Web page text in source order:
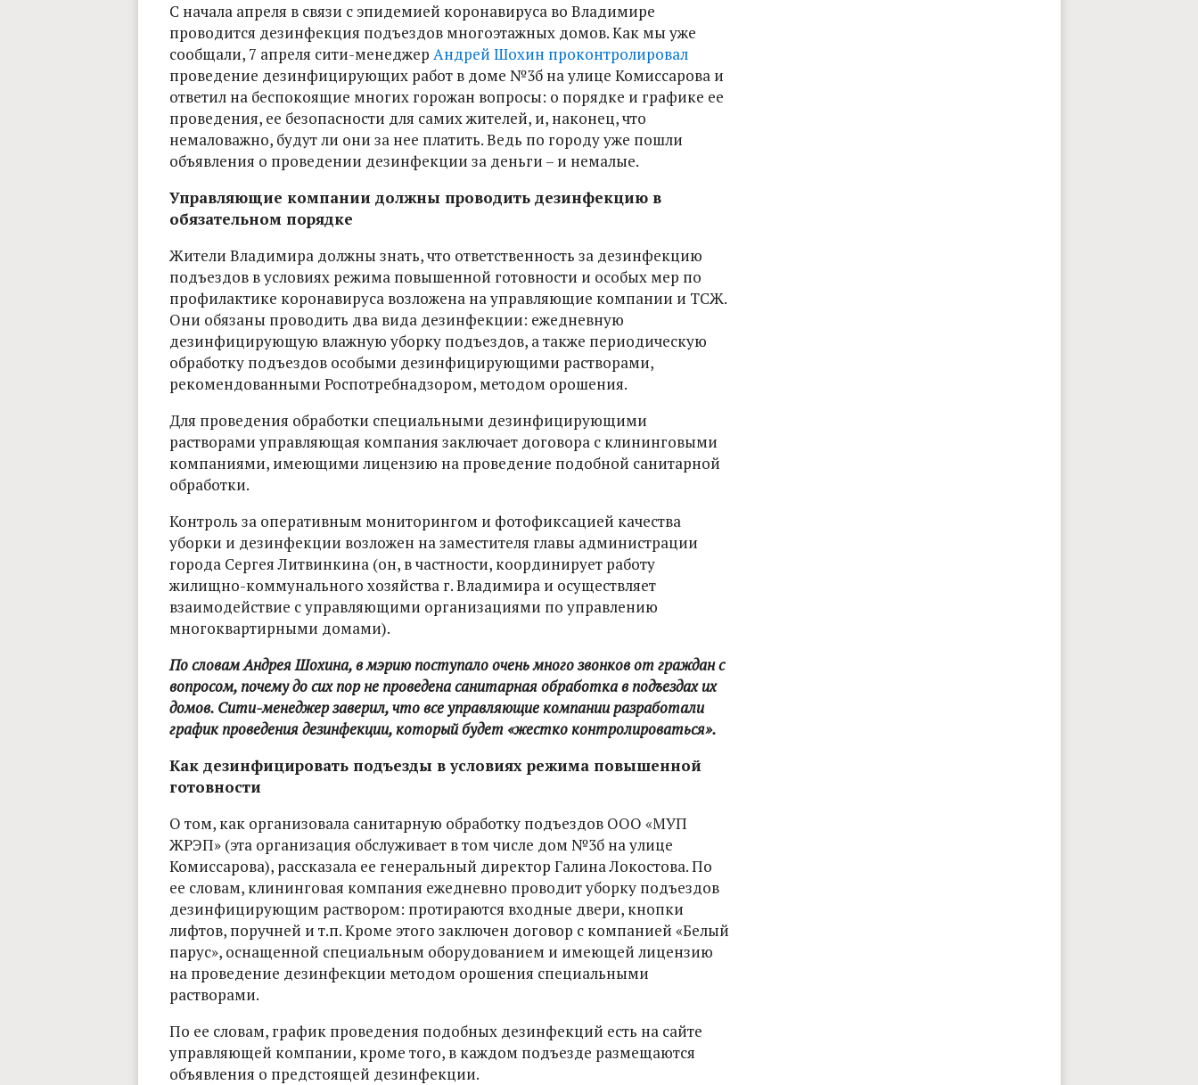
С начала апреля в связи с эпидемией коронавируса во Владимире
проводится дезинфекция подъездов многоэтажных домов. Как мы уже
сообщали, 7 апреля сити-менеджер Андрей Шохин проконтролировал
проведение дезинфицирующих работ в доме №3б на улице Комиссарова и
ответил на беспокоящие многих горожан вопросы: о порядке и графике ее
проведения, ее безопасности для самих жителей, и, наконец, что
немаловажно, будут ли они за нее платить. Ведь по городу уже пошли
объявления о проведении дезинфекции за деньги – и немалые.
Управляющие компании должны проводить дезинфекцию в
обязательном порядке
Жители Владимира должны знать, что ответственность за дезинфекцию
подъездов в условиях режима повышенной готовности и особых мер по
профилактике коронавируса возложена на управляющие компании и ТСЖ.
Они обязаны проводить два вида дезинфекции: ежедневную
дезинфицирующую влажную уборку подъездов, а также периодическую
обработку подъездов особыми дезинфицирующими растворами,
рекомендованными Роспотребнадзором, методом орошения.
Для проведения обработки специальными дезинфицирующими
растворами управляющая компания заключает договора с клининговыми
компаниями, имеющими лицензию на проведение подобной санитарной
обработки.
Контроль за оперативным мониторингом и фотофиксацией качества
уборки и дезинфекции возложен на заместителя главы администрации
города Сергея Литвинкина (он, в частности, координирует работу
жилищно-коммунального хозяйства г. Владимира и осуществляет
взаимодействие с управляющими организациями по управлению
многоквартирными домами).
По словам Андрея Шохина, в мэрию поступало очень много звонков от граждан с
вопросом, почему до сих пор не проведена санитарная обработка в подъездах их
домов. Сити-менеджер заверил, что все управляющие компании разработали
график проведения дезинфекции, который будет «жестко контролироваться».
Как дезинфицировать подъезды в условиях режима повышенной
готовности
О том, как организовала санитарную обработку подъездов ООО «МУП
ЖРЭП» (эта организация обслуживает в том числе дом №3б на улице
Комиссарова), рассказала ее генеральный директор Галина Локостова. По
ее словам, клининговая компания ежедневно проводит уборку подъездов
дезинфицирующим раствором: протираются входные двери, кнопки
лифтов, поручней и т.п. Кроме этого заключен договор с компанией «Белый
парус», оснащенной специальным оборудованием и имеющей лицензию
на проведение дезинфекции методом орошения специальными
растворами.
По ее словам, график проведения подобных дезинфекций есть на сайте
управляющей компании, кроме того, в каждом подъезде размещаются
объявления о предстоящей дезинфекции.